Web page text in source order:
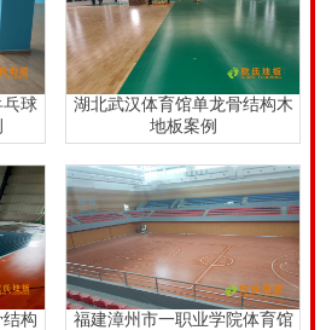
料尤其是一等品，成本则至少是
运动木地板面板考察，要防止不
的作假行为。
乓球
湖北武汉体育馆单龙骨结构木
地板案例
构
福建漳州市一职业学院体育馆